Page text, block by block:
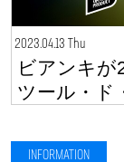
2023.04.13 Thu
ビアンキが
ツール・ド
ルバイクに
INFORMATION